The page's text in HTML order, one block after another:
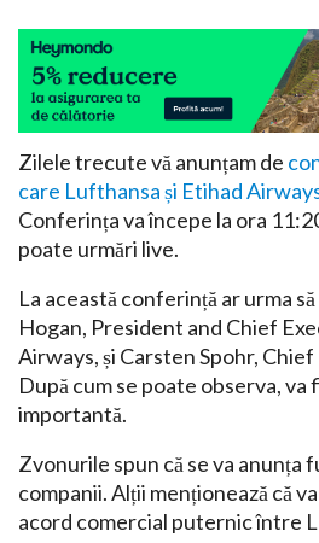
Zilele trecute vă anunțam de
care Lufthansa și Etihad
Conferința va începe la ora
poate urmări live.
La această conferință ar urma
Hogan, President and Chief
Airways, și Carsten Spohr,
După cum se poate observa,
importantă.
Zvonurile spun că se va anunța
companii. Alții menționează că
acord comercial puternic între